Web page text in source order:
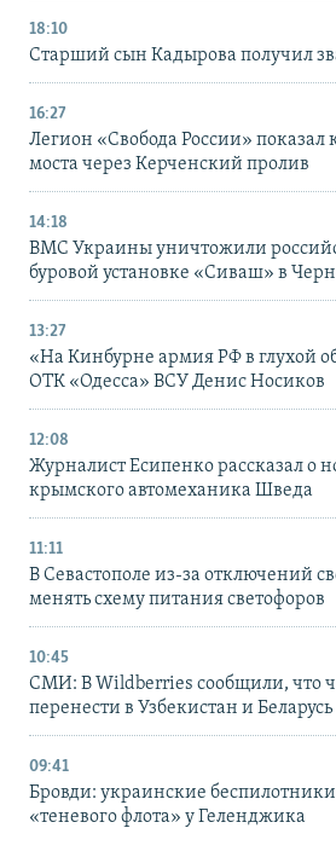
18:10
Старший сын Кадырова получил
16:27
Легион «Свобода России» показал
моста через Керченский пролив
14:18
ВМС Украины уничтожили
буровой установке «Сиваш» в
13:27
«На Кинбурне армия РФ в глухой
ОТК «Одесса» ВСУ Денис Носиков
12:08
Журналист Есипенко рассказал о
крымского автомеханика Шведа
11:11
В Севастополе из-за отключений
менять схему питания светофоров
10:45
СМИ: В Wildberries сообщили, что
перенести в Узбекистан и Беларусь
09:41
Бровди: украинские
«теневого флота» у Геленджика